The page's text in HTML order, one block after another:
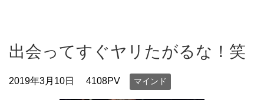
出会ってすぐヤリたがるな！笑
2019年3月10日 4108PV マインド